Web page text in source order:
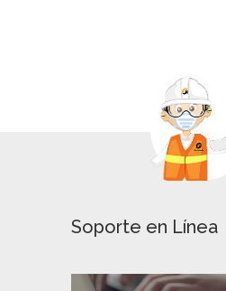
Soporte en Línea